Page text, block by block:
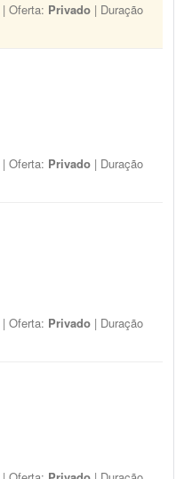
| Oferta: Privado | Duração
| Oferta: Privado | Duração
| Oferta: Privado | Duração